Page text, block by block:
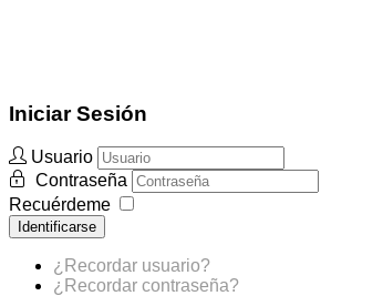
Iniciar Sesión
Usuario
Contraseña
Recuérdeme
Identificarse
¿Recordar usuario?
¿Recordar contraseña?